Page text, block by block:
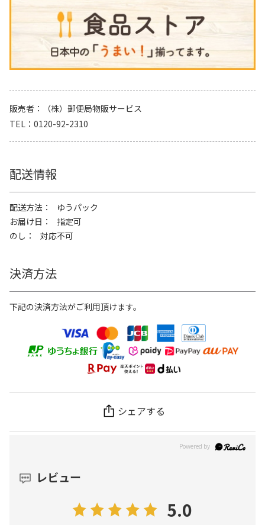
販売者
（株）郵便局物販サービス
TEL
0120-92-2310
配送情報
配送方法
ゆうパック
お届け日
指定可
のし
対応不可
決済方法
下記の決済方法がご利用頂けます。
シェアする
レビュー
5.0